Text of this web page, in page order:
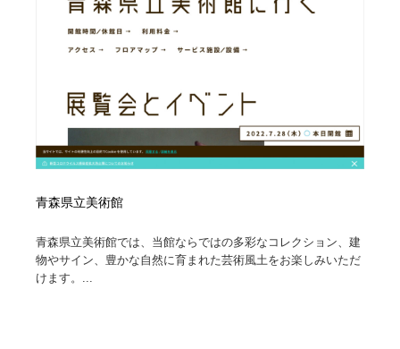
青森県立美術館
青森県立美術館では、当館ならではの多彩なコレクション、建
物やサイン、豊かな自然に育まれた芸術風土をお楽しみいただ
けます。...